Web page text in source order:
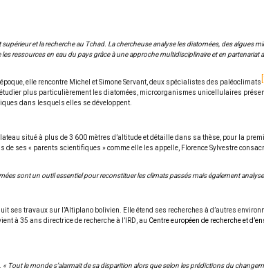
et la recherche au Tchad. La chercheuse analyse les diatomées, des algues
ressources en eau du pays grâce à une approche multidisciplinaire et en partenariat
elle rencontre Michel et Simone Servant, deux spécialistes des paléoclimats
étudier plus particulièrement les diatomées, microorganismes unicellulaires
dans lesquels elles se développent.
situé à plus de 3 600 mètres d’altitude et détaille dans sa thèse, pour la
ses « parents scientifiques » comme elle les appelle, Florence Sylvestre
sont un outil essentiel pour reconstituer les climats passés mais également analyser
ses travaux sur l’Altiplano bolivien. Elle étend ses recherches à d’autres
à 35 ans directrice de recherche à l’IRD, au Centre européen de recherche et
« Tout le monde s’alarmait de sa disparition alors que selon les prédictions du